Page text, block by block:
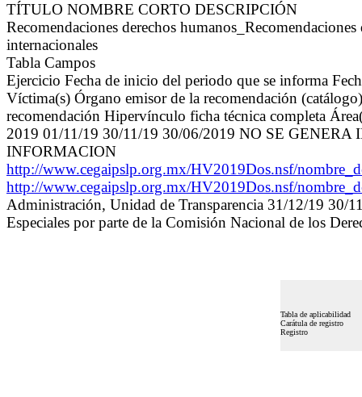
TÍTULO NOMBRE CORTO DESCRIPCIÓN
Recomendaciones derechos
internacionales
Tabla Campos
Ejercicio Fecha de inicio del periodo que se informa
Víctima(s) Órgano emisor de la recomendación
recomendación Hipervínculo ficha técnica completa
2019 01/11/19 30/11/19 30/06/2019 NO SE
INFORMACION
http://www.cegaipslp.org.mx/HV2019Dos.nsf/
http://www.cegaipslp.org.mx/HV2019Dos.nsf/
Administración, Unidad de Transparencia 31/12/19 30/
Especiales por parte de la Comisión Nacional de los
Tabla de aplicabilidad
Carátula de registro
Registro